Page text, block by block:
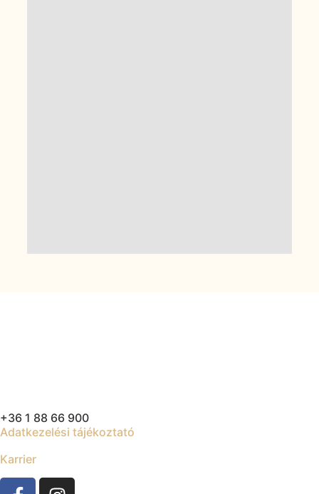
+36 1 88 66 900
Adatkezelési tájékoztató
Karrier